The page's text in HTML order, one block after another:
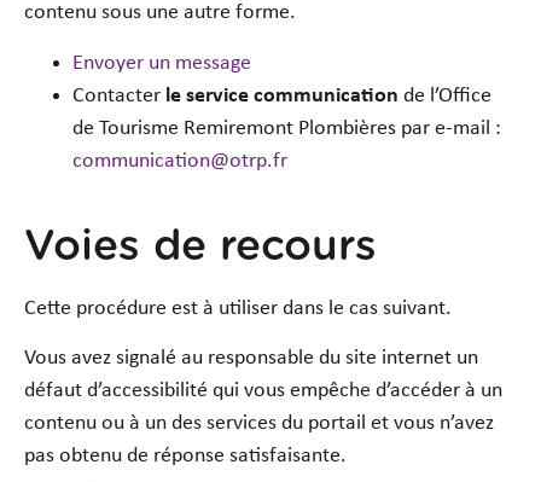
contenu sous une autre forme.
Envoyer un message
Contacter le service communication de l’Office
de Tourisme Remiremont Plombières par e-mail :
communication@otrp.fr
Voies de recours
Cette procédure est à utiliser dans le cas suivant.
Vous avez signalé au responsable du site internet un
défaut d’accessibilité qui vous empêche d’accéder à un
contenu ou à un des services du portail et vous n’avez
pas obtenu de réponse satisfaisante.